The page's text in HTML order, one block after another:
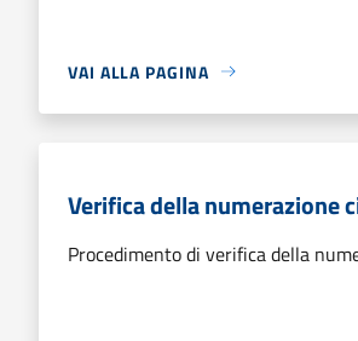
VAI ALLA PAGINA
Verifica della numerazione
Procedimento di verifica della